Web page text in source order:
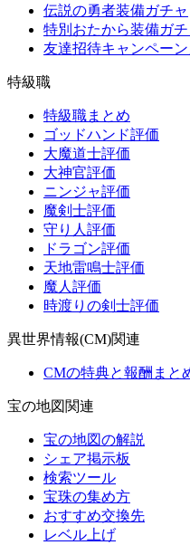
伝説の勇者装備ガチャ
特別おたから装備ガチ
友達招待キャンペー
特級職
特級職まとめ
ゴッドハンド評価
大魔道士評価
大神官評価
ニンジャ評価
魔剣士評価
守り人評価
ドラゴン評価
天地雷鳴士評価
魔人評価
時渡りの剣士評価
異世界情報(CM)関連
CMの特典と報酬まと
宝の地図関連
宝の地図の解説
シェア掲示板
検索ツール
宝珠の集め方
おすすめ交換先
レベル上げ